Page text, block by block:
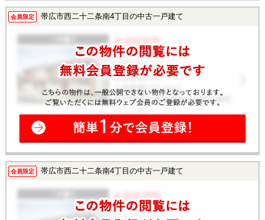
会員限定 帯広市西二十二条南4丁目の中古一戸建て
会員限定 帯広市西二十二条南4丁目の中古一戸建て